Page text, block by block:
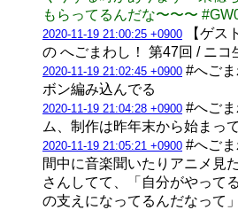
もらってるんだな〜〜〜
2020-11-19 21:00:25 +0900 【ゲス
の へごまわし！ 第47回 / ニコ
2020-11-19 21:02:45 +0900 #へご
ボン編み込んでる
2020-11-19 21:04:28 +0900 #へご
ム、制作は昨年末から始まっ
2020-11-19 21:05:21 +0900 #へご
間中に音楽聞いたりアニメ見
さんしてて、「自分がやって
の支えになってるんだなって」